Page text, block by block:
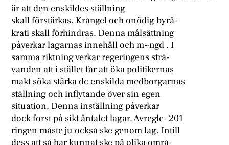
är att den enskildes ställning
skall förstärkas. Krångel och onödig byrå-
krati skall förhindras. Denna målsättning
påverkar lagarnas innehåll och m~ngd . I
samma riktning verkar regeringens strä-
vanden att i stället får att öka politikernas
makt söka stärka dc enskilda medborgarnas
ställning och inflytande över sin egen
situation. Denna inställning påverkar
dock forst på sikt åntalct lagar. Avreglc- 201
ringen måste ju också ske genom lag. Intill